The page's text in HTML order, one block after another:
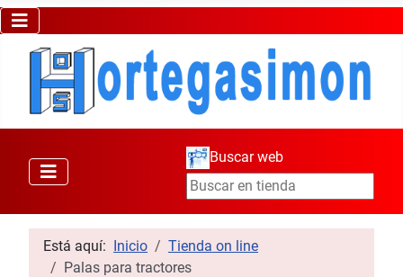
Buscar web
Está aquí: Inicio
Tienda on line
Palas para tractores